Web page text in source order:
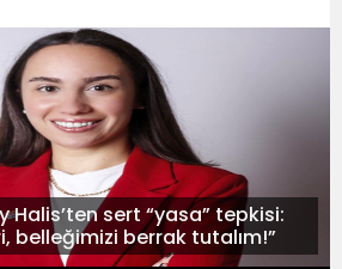
Halis’ten sert “yasa” tepkisi:
belleğimizi berrak tutalım!”